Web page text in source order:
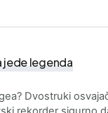
jede legenda
Dvostruki